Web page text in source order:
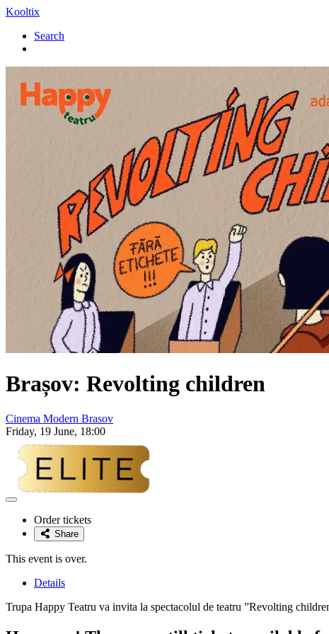
Kooltix
Search
Brașov: Revolting children
Cinema Modern Brasov
Friday, 19 June, 18:00
Adaugă
favoriteOrder tickets
Share
This event is over.
Details
Trupa Happy Teatru va invita la spectacolul de teatru ”Revolting